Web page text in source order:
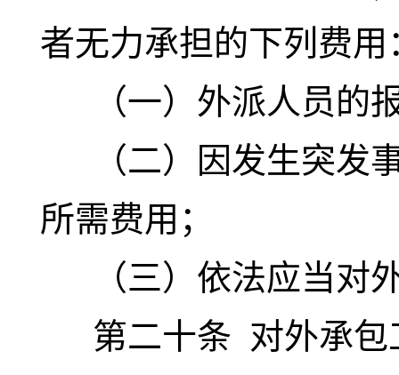
者无力承担的下列费用
（一）外派人员的
（二）因发生突发事
所需费用；
（三）依法应当对
第二十条 对外承